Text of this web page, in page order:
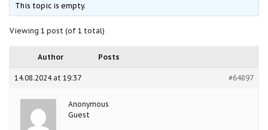
This topic is empty.
Viewing 1 post (of 1 total)
Author Posts
14.08.2024 at 19:37 #64897
Anonymous
Guest